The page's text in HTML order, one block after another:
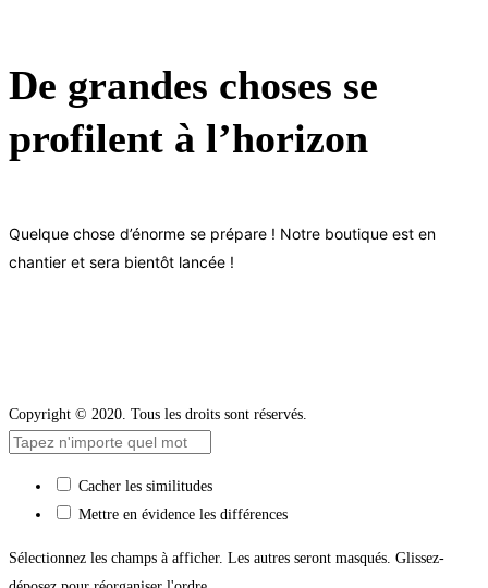
De grandes choses se
profilent à l’horizon
Quelque chose d’énorme se prépare ! Notre boutique est en
chantier et sera bientôt lancée !
Copyright © 2020. Tous les droits sont réservés.
Cacher les similitudes
Mettre en évidence les différences
Sélectionnez les champs à afficher. Les autres seront masqués. Glissez-